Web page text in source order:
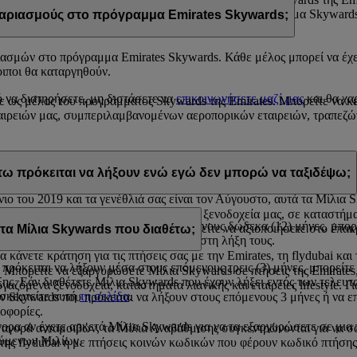
καταχωρισμένη στον λογαριασμό σας στο πρόγραμμα
στο πρόγραμμα Emirates Skywards;
στο πρόγραμμα Emirates Skywards. Κάθε μέλος μπορεί να
θα καταργηθούν.
να διατηρήσετε, μη διστάσετε ναεπικοινωνήσετε μαζί μαςκαι θα
ως μέλος του προγράμματος Skywards της Emirates. Μπορείτε να
μας, συμπεριλαμβανομένων αεροπορικών εταιρειών,
απόκτησής τους. Στη διάρκεια του ημερολογιακού έτους που
του 2019 και τα γενέθλιά σας είναι τον Αύγουστο, αυτά τα
να λήξουν μέσα στους επόμενους δώδεκα (12) μήνες,
όταν τα Μίλια Skywards πλησιάζουν στη λήξη τους.
να λήξουν μέσα στους επόμενους τρεις (3) μήνες, μπορείτε
Εάν διαθέτετε Μίλια Skywards που έχουν λήξει εντός των
αυτήτη σελίδα.
πρόκειται να λήξουν ενώ εγώ δεν μπορώ να ταξιδέψω;
Μίλια Skywards σε ανταμοιβές στα ξενοδοχεία μας, σε
εταιρειών μας στις οποίες μπορείτε να αξιοποιήσετε στο
κράτηση για τις πτήσεις σας με την Emirates, τη flydubai και
Skywards που πρόκειται να λήξουν στους επόμενους 3 μήνες ή
Skywards που διαθέτω;
να εξαργυρώσετε Μίλια Skywards σε πτήσεις της
ξενοδοχεία, καταστήματα λιανικής και εταιρείες lifestyle.
αν έχετε αρκετά Μίλια Skywards για να τα εξαργυρώσετε σε
Μιλίων.
ανταμοιβών, τα Μίλια Αναβάθμισης συγκεντρώνονται για να
της flydubai ή με πτήσεις κοινών κωδικών που φέρουν κωδικό